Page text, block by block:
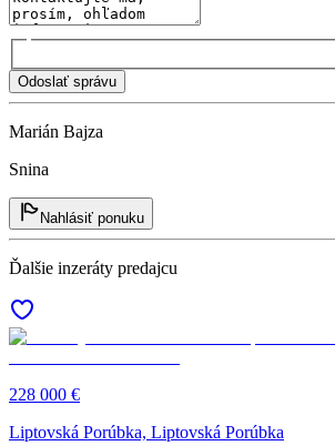
Odoslať správu
Marián Bajza
Snina
Nahlásiť ponuku
Ďalšie inzeráty predajcu
228 000 €
Liptovská Porúbka, Liptovská Porúbka